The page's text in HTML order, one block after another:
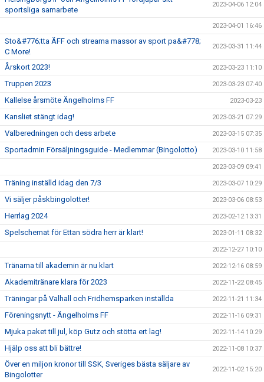
sportsliga samarbete
2023-04-06 12:04
2023-04-01 16:46
Sto&#776;tta ÄFF och streama massor av sport pa&#778;
C More!
2023-03-31 11:44
Årskort 2023! 2023-03-23 11:10
Truppen 2023 2023-03-23 07:40
Kallelse årsmöte Ängelholms FF 2023-03-23
Kansliet stängt idag! 2023-03-21 07:29
Valberedningen och dess arbete 2023-03-15 07:35
Sportadmin Försäljningsguide - Medlemmar (Bingolotto) 2023-03-10 11:58
2023-03-09 09:41
Träning inställd idag den 7/3 2023-03-07 10:29
Vi säljer påskbingolotter! 2023-03-06 08:53
Herrlag 2024 2023-02-12 13:31
Spelschemat för Ettan södra herr är klart! 2023-01-11 08:32
2022-12-27 10:10
Tränarna till akademin är nu klart 2022-12-16 08:59
Akademitränare klara för 2023 2022-11-22 08:45
Träningar på Valhall och Fridhemsparken inställda 2022-11-21 11:34
Föreningsnytt - Ängelholms FF 2022-11-16 09:31
Mjuka paket till jul, köp Gutz och stötta ert lag! 2022-11-14 10:29
Hjälp oss att bli bättre! 2022-11-08 10:37
Över en miljon kronor till SSK, Sveriges bästa säljare av
Bingolotter
2022-11-02 15:20